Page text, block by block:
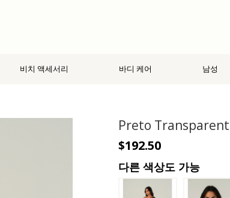
비치 액세서리 바디 케어 남성
Preto
$192.50
다른 색상도 가능